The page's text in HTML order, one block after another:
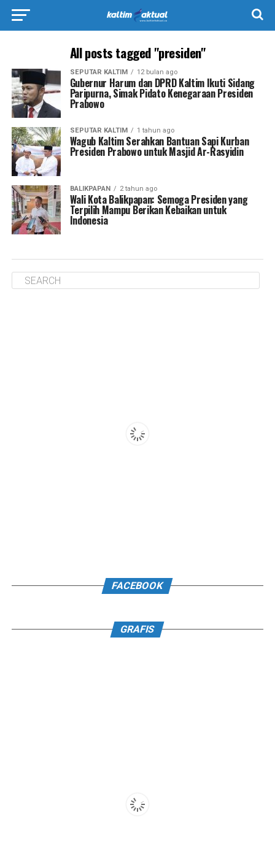
All posts tagged "presiden"
SEPUTAR KALTIM 12 bulan ago
Gubernur Harum dan DPRD Kaltim Ikuti Sidang
Paripurna, Simak Pidato Kenegaraan Presiden
Prabowo
SEPUTAR KALTIM 1 tahun ago
Wagub Kaltim Serahkan Bantuan Sapi Kurban
Presiden Prabowo untuk Masjid Ar-Rasyidin
BALIKPAPAN 2 tahun ago
Wali Kota Balikpapan: Semoga Presiden yang
Terpilih Mampu Berikan Kebaikan untuk
Indonesia
FACEBOOK
GRAFIS